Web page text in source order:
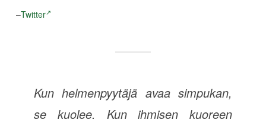
–Twitter
Kun helmenpyytäjä avaa simpukan,
se kuolee. Kun ihmisen kuoreen